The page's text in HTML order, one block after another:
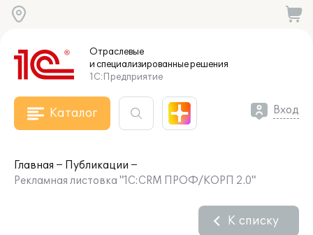
Отраслевые
и специализированныерешения
1С:Предприятие
Каталог Вход
Главная
Публикации
Рекламная листовка "1С:CRM ПРОФ/КОРП 2.0"
К списку